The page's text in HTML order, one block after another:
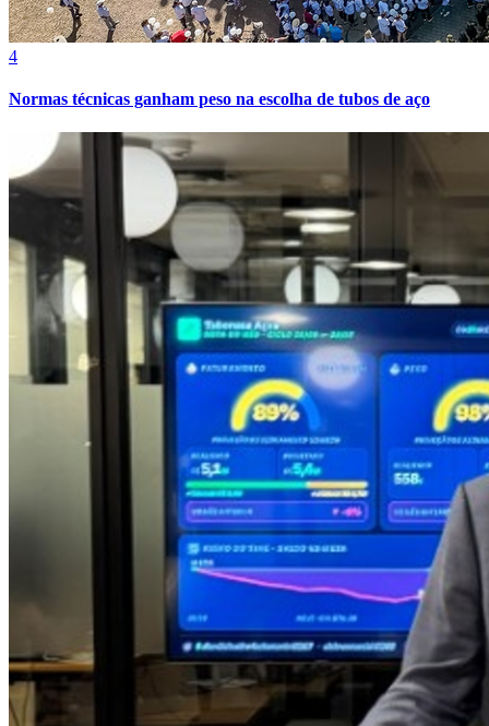
Grêmio
4
Normas técnicas ganham peso na escolha de tubos de aço